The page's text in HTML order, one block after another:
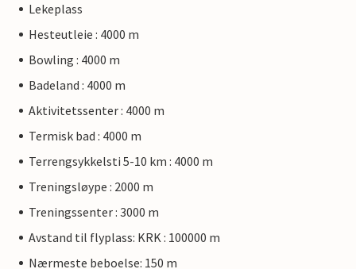
Lekeplass
Hesteutleie : 4000 m
Bowling : 4000 m
Badeland : 4000 m
Aktivitetssenter : 4000 m
Termisk bad : 4000 m
Terrengsykkelsti 5-10 km : 4000 m
Treningsløype : 2000 m
Treningssenter : 3000 m
Avstand til flyplass: KRK : 100000 m
Nærmeste beboelse: 150 m